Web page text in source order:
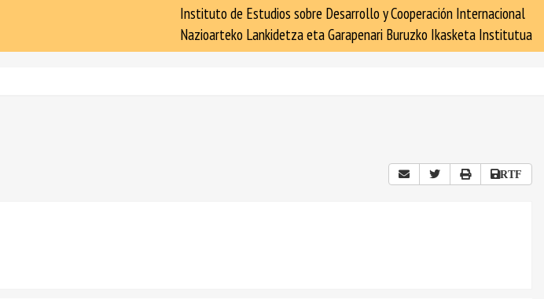
Instituto de Estudios sobre Desarrollo y Cooperación Internacional
Nazioarteko Lankidetza eta Garapenari Buruzko Ikasketa Institutua
RTF